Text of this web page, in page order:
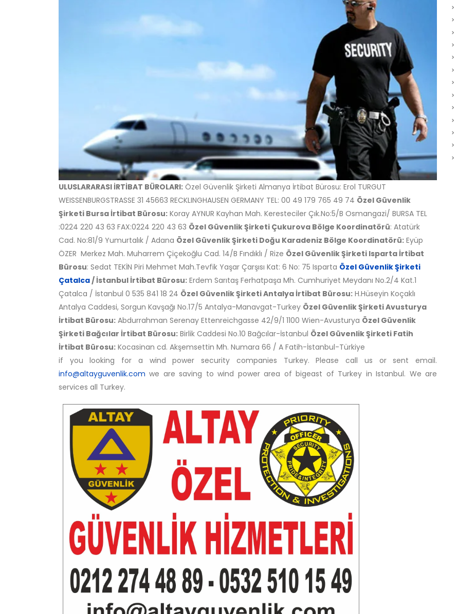
ULUSLARARASI İRTİBAT BÜROLARI: Özel Güvenlik Şirketi Almanya İrtibat Bürosu: Erol TURGUT
WEISSENBURGSTRASSE 31 45663 RECKLINGHAUSEN GERMANY TEL: 00 49 179 765 49 74 Özel Güvenlik
Şirketi Bursa İrtibat Bürosu: Koray AYNUR Kayhan Mah. Keresteciler Çık.No:5/B Osmangazi/ BURSA TEL
:0224 220 43 63 FAX:0224 220 43 63 Özel Güvenlik Şirketi Çukurova Bölge Koordinatörü: Atatürk
Cad. No:81/9 Yumurtalık / Adana Özel Güvenlik Şirketi Doğu Karadeniz Bölge Koordinatörü: Eyüp
ÖZER Merkez Mah. Muharrem Çiçekoğlu Cad. 14/B Fındıklı / Rize Özel Güvenlik Şirketi Isparta İrtibat
Bürosu: Sedat TEKİN Piri Mehmet Mah.Tevfik Yaşar Çarşısı Kat: 6 No: 75 Isparta Özel Güvenlik Şirketi
Çatalca / İstanbul İrtibat Bürosu: Erdem Sarıtaş Ferhatpaşa Mh. Cumhuriyet Meydanı No.2/4 Kat.1
Çatalca / İstanbul 0 535 841 18 24 Özel Güvenlik Şirketi Antalya İrtibat Bürosu: H.Hüseyin Koçaklı
Antalya Caddesi, Sorgun Kavşağı No.17/5 Antalya-Manavgat-Turkey Özel Güvenlik Şirketi Avusturya
İrtibat Bürosu: Abdurrahman Serenay Ettenreichgasse 42/9/1 1100 Wien-Avusturya Özel Güvenlik
Şirketi Bağcılar İrtibat Bürosu: Birlik Caddesi No.10 Bağcılar-İstanbul Özel Güvenlik Şirketi Fatih
İrtibat Bürosu: Kocasinan cd. Akşemsettin Mh. Numara 66 / A Fatih-İstanbul-Türkiye
if you looking for a wind power security companies Turkey. Please call us or sent email.
info@altayguvenlik.com we are saving to wind power area of bigeast of Turkey in Istanbul. We are
services all Turkey.